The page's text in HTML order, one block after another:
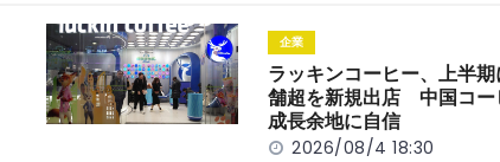
企業
ラッキンコーヒー、上半
舗超を新規出店 中国コー
成長余地に自信
2026/08/4 18:30